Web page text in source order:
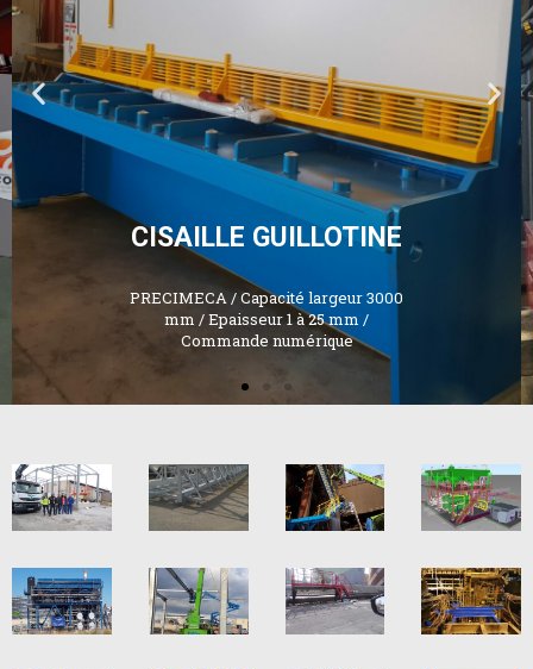
POTENCE DE
SOUDAGE ESAB
Unités de potence modulaires / Têtes
de soudage pour le procédé SAW /
d'aspiration de flux / Caméra de